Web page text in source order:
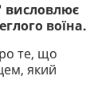
висловлює
воїна.
те, що
який